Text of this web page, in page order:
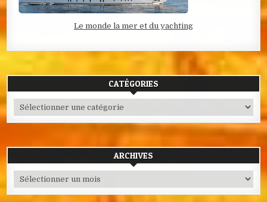
Le monde la mer et du yachting
CATÉGORIES
Catégories
ARCHIVES
Archives